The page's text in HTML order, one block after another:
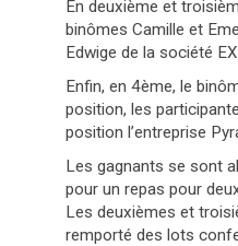
En deuxième et
binômes Camille et
Edwige de la société
Enfin, en 4ème, le
position, les
position l’entreprise
Les gagnants se sont
pour un repas pour
Les deuxièmes et
remporté des lots